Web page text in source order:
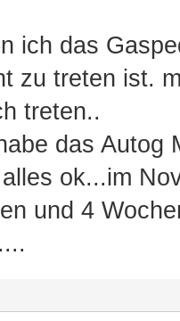
ich das
zu treten ist.
treten..
das Autog
ok...im
und 4